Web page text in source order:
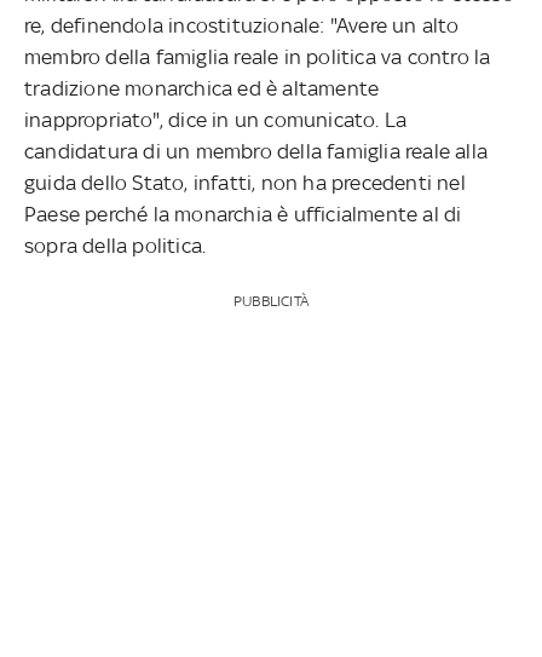
re, definendola incostituzionale: "Avere un alto
membro della famiglia reale in politica va contro la
tradizione monarchica ed è altamente
inappropriato", dice in un comunicato. La
candidatura di un membro della famiglia reale alla
guida dello Stato, infatti, non ha precedenti nel
Paese perché la monarchia è ufficialmente al di
sopra della politica.
PUBBLICITÀ